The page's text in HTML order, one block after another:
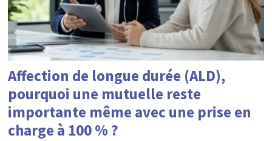
Affection de longue durée (ALD),
pourquoi une mutuelle reste
importante même avec une prise en
charge à 100 % ?